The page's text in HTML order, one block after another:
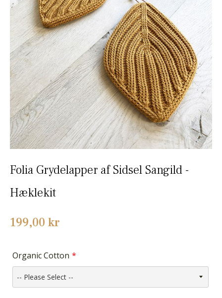
Folia Grydelapper af Sidsel Sangild -
Hæklekit
Normalpris
199,00 kr
Organic Cotton